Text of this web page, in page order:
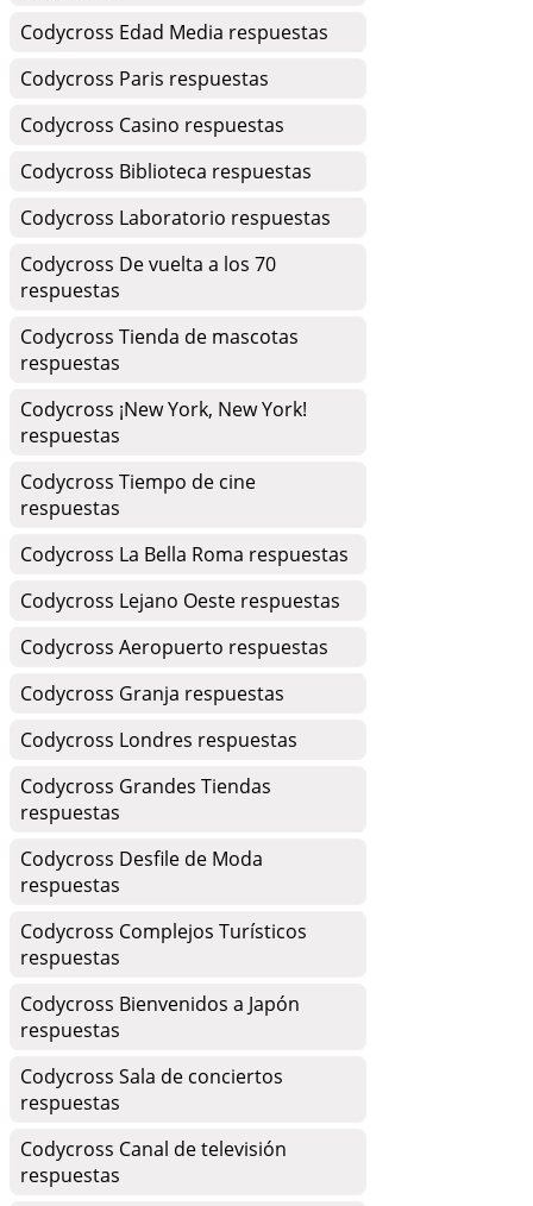
Codycross Edad Media respuestas
Codycross Paris respuestas
Codycross Casino respuestas
Codycross Biblioteca respuestas
Codycross Laboratorio respuestas
Codycross De vuelta a los 70
respuestas
Codycross Tienda de mascotas
respuestas
Codycross ¡New York, New York!
respuestas
Codycross Tiempo de cine
respuestas
Codycross La Bella Roma respuestas
Codycross Lejano Oeste respuestas
Codycross Aeropuerto respuestas
Codycross Granja respuestas
Codycross Londres respuestas
Codycross Grandes Tiendas
respuestas
Codycross Desfile de Moda
respuestas
Codycross Complejos Turísticos
respuestas
Codycross Bienvenidos a Japón
respuestas
Codycross Sala de conciertos
respuestas
Codycross Canal de televisión
respuestas